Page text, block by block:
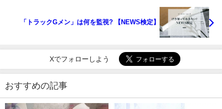
「トラックGメン」は何を監視? 【NEWS検定】
Xでフォローしよう
おすすめの記事